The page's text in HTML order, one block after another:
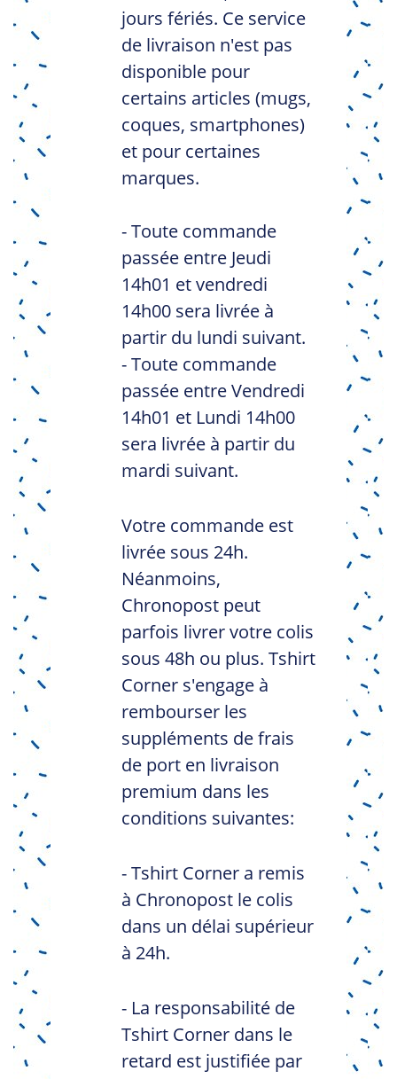
jours fériés. Ce service
de livraison n'est pas
disponible pour
certains articles (mugs,
coques, smartphones)
et pour certaines
marques.
- Toute commande
passée entre Jeudi
14h01 et vendredi
14h00 sera livrée à
partir du lundi suivant.
- Toute commande
passée entre Vendredi
14h01 et Lundi 14h00
sera livrée à partir du
mardi suivant.
Votre commande est
livrée sous 24h.
Néanmoins,
Chronopost peut
parfois livrer votre colis
sous 48h ou plus. Tshirt
Corner s'engage à
rembourser les
suppléments de frais
de port en livraison
premium dans les
conditions suivantes:
- Tshirt Corner a remis
à Chronopost le colis
dans un délai supérieur
à 24h.
- La responsabilité de
Tshirt Corner dans le
retard est justifiée par